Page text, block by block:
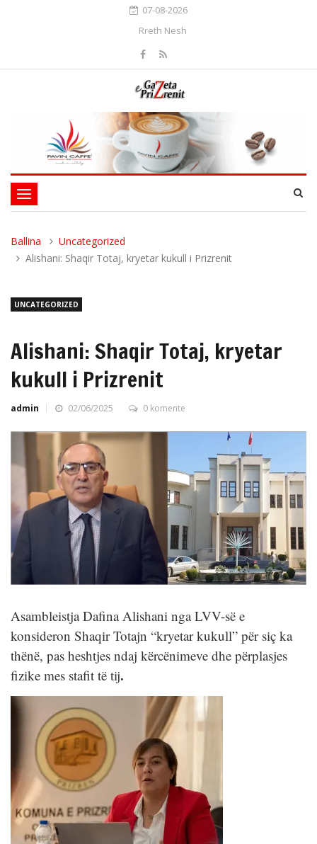
07-08-2026
Rreth Nesh
Toggle
navigation
Ballina
Uncategorized
Alishani: Shaqir Totaj, kryetar kukull i Prizrenit
UNCATEGORIZED
Alishani: Shaqir Totaj, kryetar
kukull i Prizrenit
admin 02/06/2025 0 komente
Asambleistja Dafina Alishani nga LVV-së e
konsideron Shaqir Totajn “kryetar kukull” për siç ka
thënë, pas heshtjes ndaj kërcënimeve dhe përplasjes
fizike mes stafit të tij.